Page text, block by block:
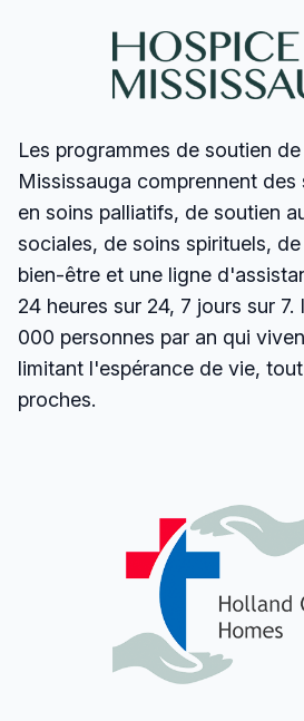
Les programmes de soutien
Mississauga comprennent
en soins palliatifs, de soutien
sociales, de soins spirituels,
bien-être et une ligne
24 heures sur 24, 7 jours sur 7.
000 personnes par an qui
limitant l'espérance de vie,
proches.